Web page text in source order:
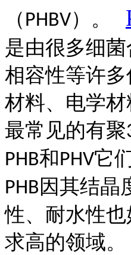
（ PHBV）。
是由很多细
相容性等许
材料、电学
最常见的有聚
PHB和PHV它
PHB 因其结晶
性、耐水性
求高的领域。